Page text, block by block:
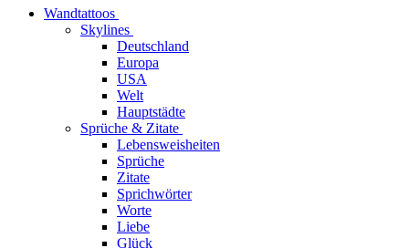
Wandtattoos
Skylines
Deutschland
Europa
USA
Welt
Hauptstädte
Sprüche & Zitate
Lebensweisheiten
Sprüche
Zitate
Sprichwörter
Worte
Liebe
Glück